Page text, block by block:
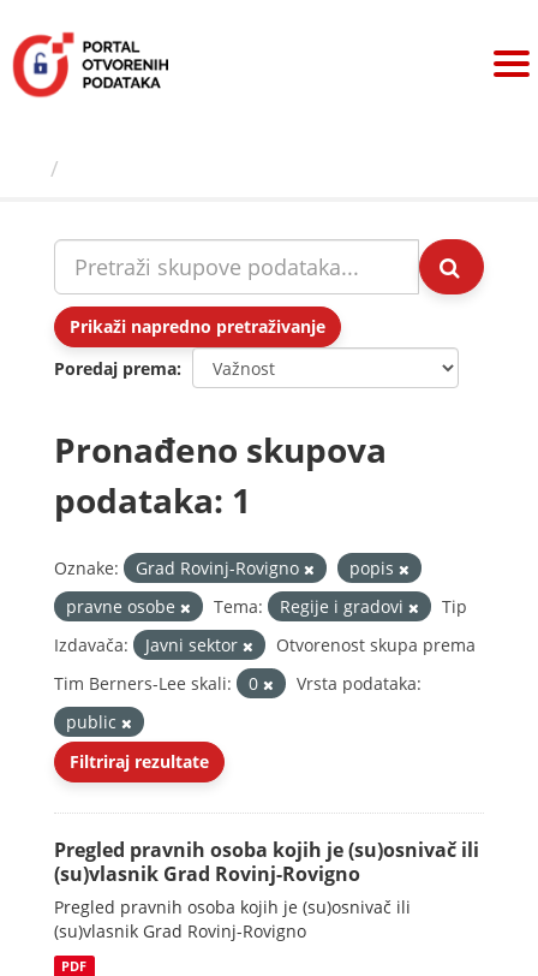
sadržaj
Prikaži napredno pretraživanje
Poredaj prema
Pronađeno skupova
podataka: 1
Oznake: Grad Rovinj-Rovigno
popis
pravne osobe
Tema: Regije i gradovi
Tip
Izdavača:
Javni sektor
Otvorenost skupa prema
Tim Berners-Lee skali:
0
Vrsta podataka:
public
Filtriraj rezultate
Pregled pravnih osoba kojih je (su)osnivač ili
(su)vlasnik Grad Rovinj-Rovigno
Pregled pravnih osoba kojih je (su)osnivač ili
(su)vlasnik Grad Rovinj-Rovigno
PDF